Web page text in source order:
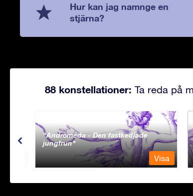
Hur kan jag namnge en
stjärna?
88 konstellationer: Ta reda på
Andromeda - Den fastkedjade
jungfrun
Visa